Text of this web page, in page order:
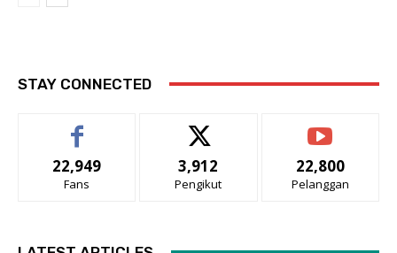
STAY CONNECTED
22,949
Fans
3,912
Pengikut
22,800
Pelanggan